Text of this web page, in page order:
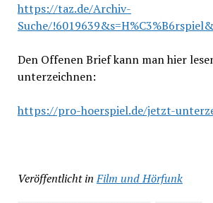
https://taz.de/Archiv-
Suche/
Den Offenen Brief kann man hier
unterzeichnen:
https://pro-hoerspiel.de/jetzt-
Veröffentlicht in Film und Hörfunk